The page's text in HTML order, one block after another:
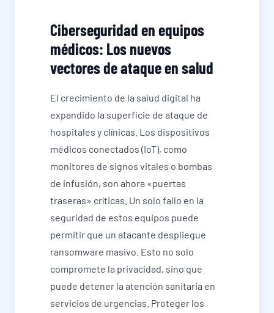
Ciberseguridad en equipos
médicos: Los nuevos
vectores de ataque en salud
El crecimiento de la salud digital ha
expandido la superficie de ataque de
hospitales y clínicas. Los dispositivos
médicos conectados (IoT), como
monitores de signos vitales o bombas
de infusión, son ahora «puertas
traseras» críticas. Un solo fallo en la
seguridad de estos equipos puede
permitir que un atacante despliegue
ransomware masivo. Esto no solo
compromete la privacidad, sino que
puede detener la atención sanitaria en
servicios de urgencias. Proteger los